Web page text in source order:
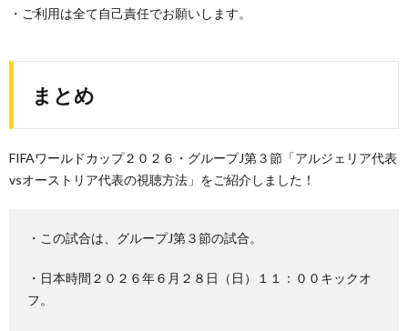
・ご利用は全て自己責任でお願いします。
まとめ
FIFAワールドカップ２０２６・グループJ第３節「アルジェリア代表
vsオーストリア代表の視聴方法」をご紹介しました！
・この試合は、グループJ第３節の試合。
・日本時間２０２６年６月２８日（日）１１：００キックオ
フ。